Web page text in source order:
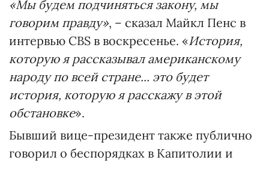
«Мы будем подчиняться закону, мы
говорим правду», – сказал Майкл Пенс в
интервью CBS в воскресенье. «История,
которую я рассказывал американскому
народу по всей стране... это будет
история, которую я расскажу в этой
обстановке».
Бывший вице-президент также публично
говорил о беспорядках в Капитолии и